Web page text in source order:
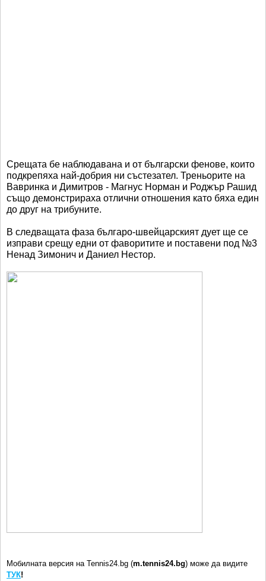
Срещата бе наблюдавана и от български фенове, които
подкрепяха най-добрия ни състезател. Треньорите на
Вавринка и Димитров - Магнус Норман и Роджър Рашид
също демонстрираха отлични отношения като бяха един
до друг на трибуните.
В следващата фаза българо-швейцарският дует ще се
изправи срещу едни от фаворитите и поставени под №3
Ненад Зимонич и Даниел Нестор.
Мобилната версия на Tennis24.bg (m.tennis24.bg) може да видите
ТУК!